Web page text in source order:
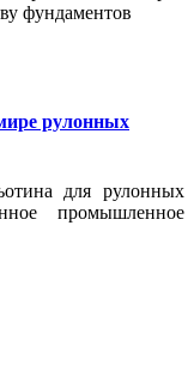
фундаментов
рулонных
для рулонных
промышленное